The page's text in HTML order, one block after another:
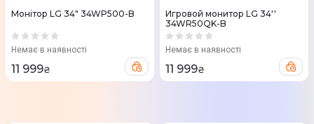
Монітор LG 34" 34WP500-B
Немає в наявності
11 999₴
Игровой монитор LG 34''
34WR50QK-B
Немає в наявності
11 999₴